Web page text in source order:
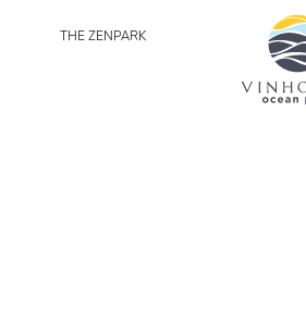
THE ZENPARK